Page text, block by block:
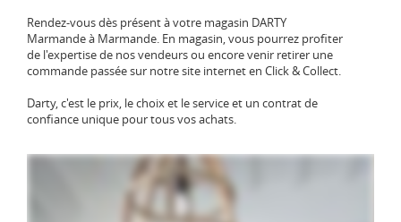
Rendez-vous dès présent à votre magasin DARTY
Marmande à Marmande. En magasin, vous pourrez profiter
de l'expertise de nos vendeurs ou encore venir retirer une
commande passée sur notre site internet en Click & Collect.
Darty, c'est le prix, le choix et le service et un contrat de
confiance unique pour tous vos achats.